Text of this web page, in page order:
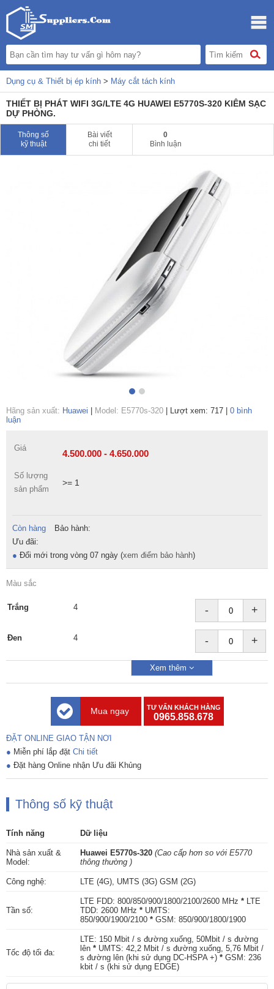
Dụng cụ & Thiết bị ép kính > Máy cắt tách kính
THIẾT BỊ PHÁT WIFI 3G/LTE 4G HUAWEI E5770S-320 KIÊM SẠC
DỰ PHÒNG.
Thông số
kỹ thuật
Bài viết
chi tiết
0
Bình luận
Hãng sản xuất: Huawei Model: E5770s-320 Lượt xem: 717
0 bình
luận
Giá
Số lượng
sản phẩm
4.500.000 - 4.650.000
>= 1
Còn hàng
Bảo hành:
Ưu đãi:
● Đổi mới trong vòng 07 ngày (xem điểm bảo hành)
Màu sắc
Trắng 4 - +
Đen 4 - +
Xem thêm
Mua ngay TƯ VẤN KHÁCH HÀNG
0965.858.678
ĐẶT ONLINE GIAO TẬN NƠI
● Miễn phí lắp đặt Chi tiết
● Đặt hàng Online nhận Ưu đãi Khủng
Thông số kỹ thuật
Tính năng Dữ liệu
Nhà sản xuất &
Model:
Huawei E5770s-320 (Cao cấp hơn so với E5770
thông thường )
Công nghệ: LTE (4G), UMTS (3G) GSM (2G)
Tần số:
LTE FDD: 800/850/900/1800/2100/2600 MHz * LTE
TDD: 2600 MHz * UMTS:
850/900/1900/2100 * GSM: 850/900/1800/1900
Tốc độ tối đa:
LTE: 150 Mbit / s đường xuống, 50Mbit / s đường
lên * UMTS: 42,2 Mbit / s đường xuống, 5,76 Mbit /
s đường lên (khi sử dụng DC-HSPA +) * GSM: 236
kbit / s (khi sử dụng EDGE)